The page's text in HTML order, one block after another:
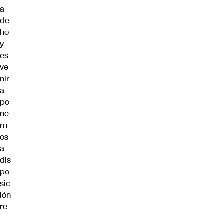
a
de
ho
y
es
ve
nir
a
po
ne
rn
os
a
dis
po
sic
ión
re